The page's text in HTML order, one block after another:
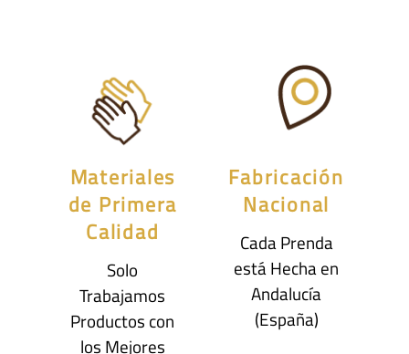
Materiales
de Primera
Calidad
Solo
Trabajamos
Productos con
los Mejores
Fabricación
Nacional
Cada Prenda
está Hecha en
Andalucía
(España)